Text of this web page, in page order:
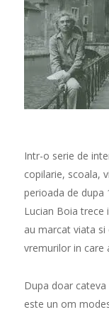
Intr-o serie de
copilarie, scoala,
perioada de dupa
Lucian Boia trece
au marcat viata
vremurilor in care
Dupa doar
este un om